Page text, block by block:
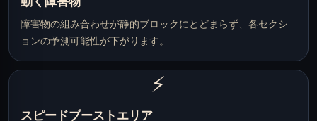
障害物の組み合わせが静的ブロックにとどまらず、各セクシ
ョンの予測可能性が下がります。
⚡
スピードブーストエリア